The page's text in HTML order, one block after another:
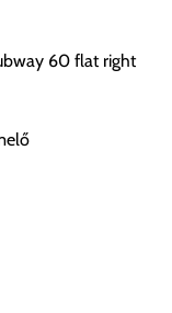
követően
Stúdiójában
szállítást is kér,
program. Kérjük, a
megfelelő szállítási
60 flat right